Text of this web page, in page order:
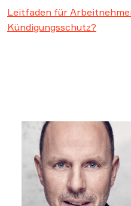
Leitfaden für
Kündigungsschutz?